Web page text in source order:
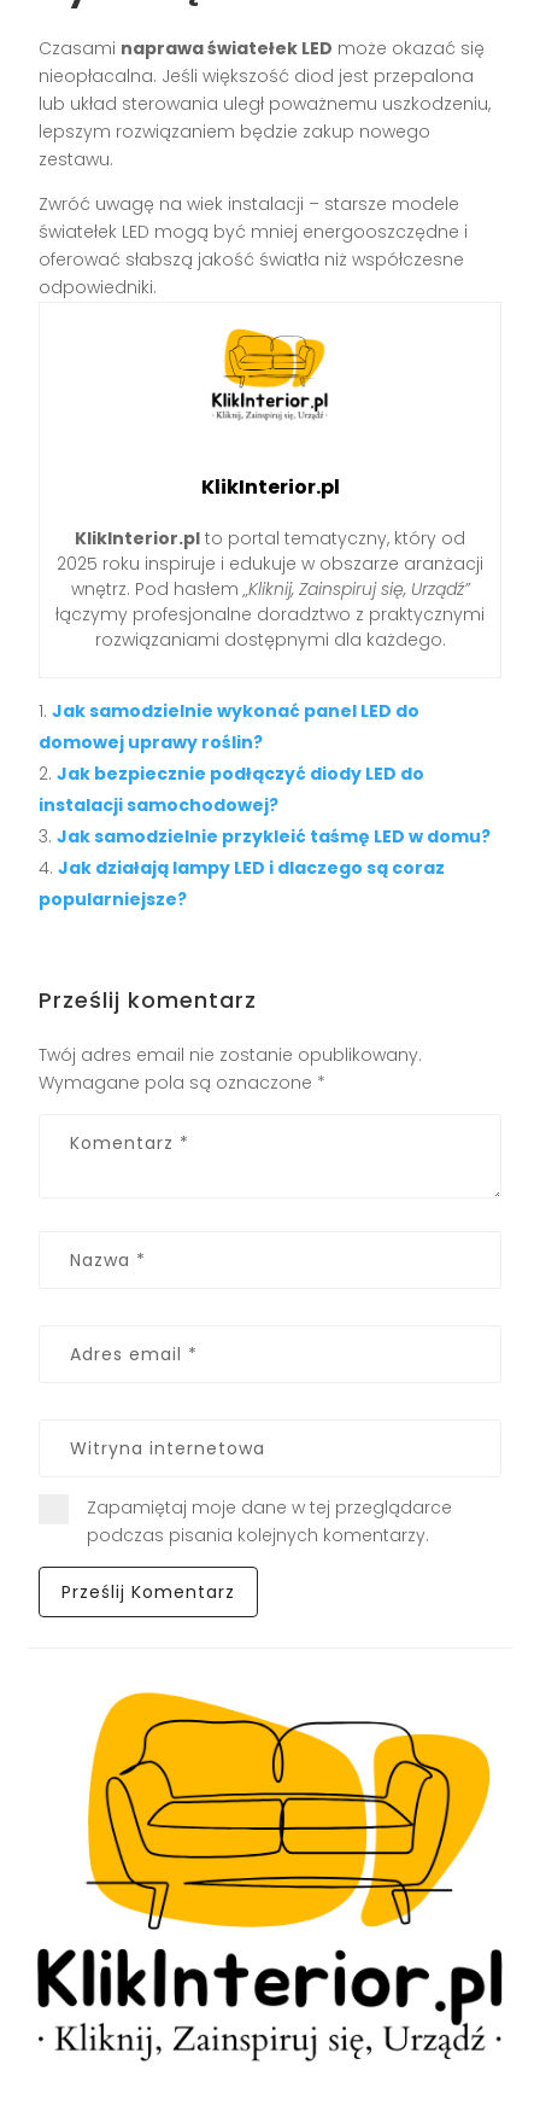
Czasami naprawa światełek LED może okazać się
nieopłacalna. Jeśli większość diod jest przepalona
lub układ sterowania uległ poważnemu uszkodzeniu,
lepszym rozwiązaniem będzie zakup nowego
zestawu.
Zwróć uwagę na wiek instalacji – starsze modele
światełek LED mogą być mniej energooszczędne i
oferować słabszą jakość światła niż współczesne
odpowiedniki.
KlikInterior.pl
KlikInterior.pl to portal tematyczny, który od
2025 roku inspiruje i edukuje w obszarze aranżacji
wnętrz. Pod hasłem „Kliknij, Zainspiruj się, Urządź”
łączymy profesjonalne doradztwo z praktycznymi
rozwiązaniami dostępnymi dla każdego.
Jak samodzielnie wykonać panel LED do
domowej uprawy roślin?
Jak bezpiecznie podłączyć diody LED do
instalacji samochodowej?
Jak samodzielnie przykleić taśmę LED w domu?
Jak działają lampy LED i dlaczego są coraz
popularniejsze?
Prześlij komentarz
Twój adres email nie zostanie opublikowany.
Wymagane pola są oznaczone *
Zapamiętaj moje dane w tej przeglądarce
podczas pisania kolejnych komentarzy.